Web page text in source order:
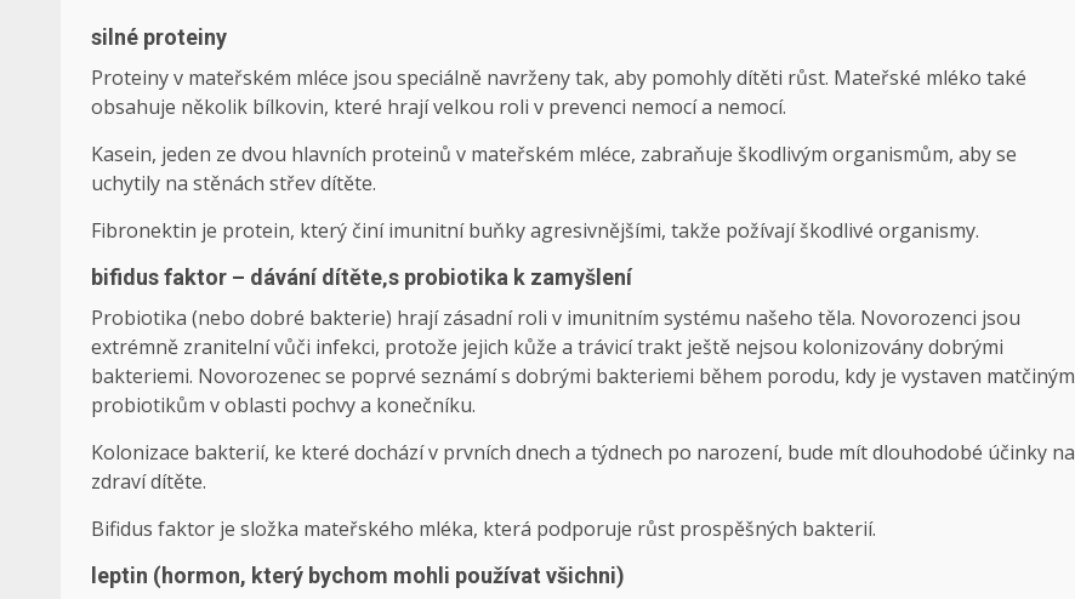
silné proteiny
Proteiny v mateřském mléce jsou speciálně navrženy tak, aby pomohly dítěti růst. Mateřské mléko také
obsahuje několik bílkovin, které hrají velkou roli v prevenci nemocí a nemocí.
Kasein, jeden ze dvou hlavních proteinů v mateřském mléce, zabraňuje škodlivým organismům, aby se
uchytily na stěnách střev dítěte.
Fibronektin je protein, který činí imunitní buňky agresivnějšími, takže požívají škodlivé organismy.
bifidus faktor – dávání dítěte‚s probiotika k zamyšlení
Probiotika (nebo dobré bakterie) hrají zásadní roli v imunitním systému našeho těla. Novorozenci jsou
extrémně zranitelní vůči infekci, protože jejich kůže a trávicí trakt ještě nejsou kolonizovány dobrými
bakteriemi. Novorozenec se poprvé seznámí s dobrými bakteriemi během porodu, kdy je vystaven matčiným
probiotikům v oblasti pochvy a konečníku.
Kolonizace bakterií, ke které dochází v prvních dnech a týdnech po narození, bude mít dlouhodobé účinky na
zdraví dítěte.
Bifidus faktor je složka mateřského mléka, která podporuje růst prospěšných bakterií.
leptin (hormon, který bychom mohli používat všichni)